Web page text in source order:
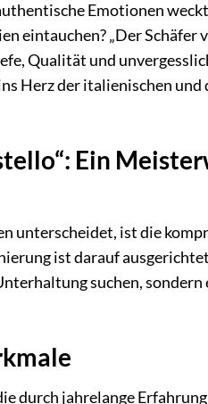
Emotionen
eintauchen? „Der
Qualität und
Herz der italienischen
Ein
unterscheidet, ist die
ist darauf
suchen,
durch jahrelange